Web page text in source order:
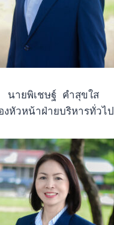
นายพิเชษฐ์ คำสุขใส
งหัวหน้าฝ่ายบริหารทั่วไป